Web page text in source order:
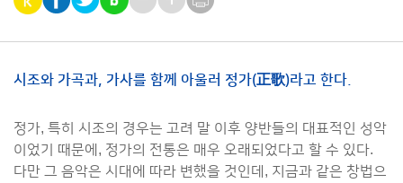
시조와 가곡과, 가사를 함께 아울러 정가(正歌)라고 한다.
정가, 특히 시조의 경우는 고려 말 이후 양반들의 대표적인 성악
이었기 때문에, 정가의 전통은 매우 오래되었다고 할 수 있다.
다만 그 음악은 시대에 따라 변했을 것인데, 지금과 같은 창법으